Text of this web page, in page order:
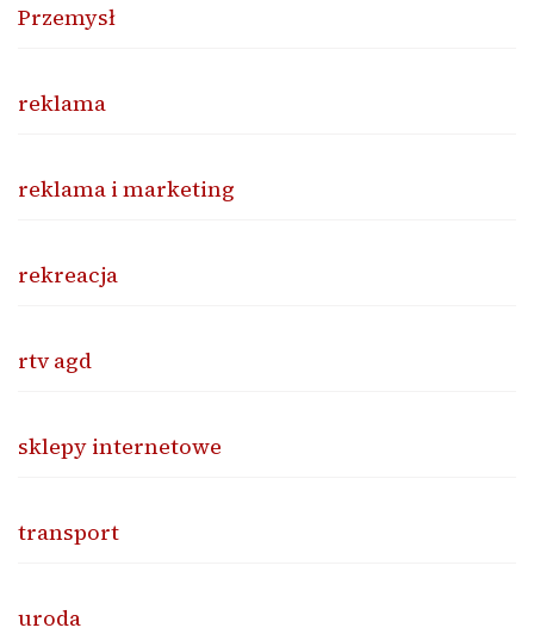
Przemysł
reklama
reklama i marketing
rekreacja
rtv agd
sklepy internetowe
transport
uroda